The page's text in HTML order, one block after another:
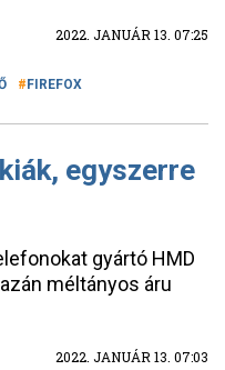
2022. JANUÁR 13. 07:25
FIREFOX
egyszerre
gyártó HMD
méltányos áru
2022. JANUÁR 13. 07:03